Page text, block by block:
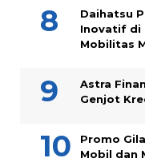
Daihatsu
Inovatif di
Mobilitas
Astra
Genjot
Promo
Mobil dan